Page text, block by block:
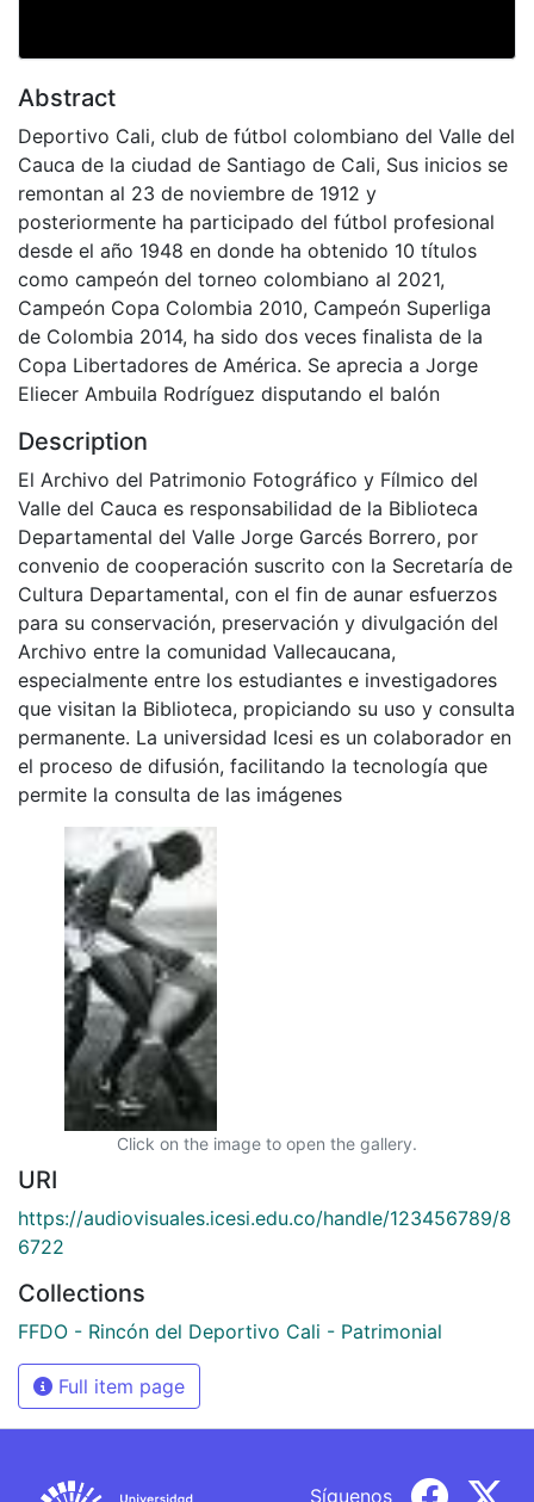
Abstract
Deportivo Cali, club de fútbol colombiano del Valle del
Cauca de la ciudad de Santiago de Cali, Sus inicios se
remontan al 23 de noviembre de 1912 y
posteriormente ha participado del fútbol profesional
desde el año 1948 en donde ha obtenido 10 títulos
como campeón del torneo colombiano al 2021,
Campeón Copa Colombia 2010, Campeón Superliga
de Colombia 2014, ha sido dos veces finalista de la
Copa Libertadores de América. Se aprecia a Jorge
Eliecer Ambuila Rodríguez disputando el balón
Description
El Archivo del Patrimonio Fotográfico y Fílmico del
Valle del Cauca es responsabilidad de la Biblioteca
Departamental del Valle Jorge Garcés Borrero, por
convenio de cooperación suscrito con la Secretaría de
Cultura Departamental, con el fin de aunar esfuerzos
para su conservación, preservación y divulgación del
Archivo entre la comunidad Vallecaucana,
especialmente entre los estudiantes e investigadores
que visitan la Biblioteca, propiciando su uso y consulta
permanente. La universidad Icesi es un colaborador en
el proceso de difusión, facilitando la tecnología que
permite la consulta de las imágenes
Click on the image to open the gallery.
URI
https://audiovisuales.icesi.edu.co/handle/123456789/8
6722
Collections
FFDO - Rincón del Deportivo Cali - Patrimonial
Full item page
Síguenos